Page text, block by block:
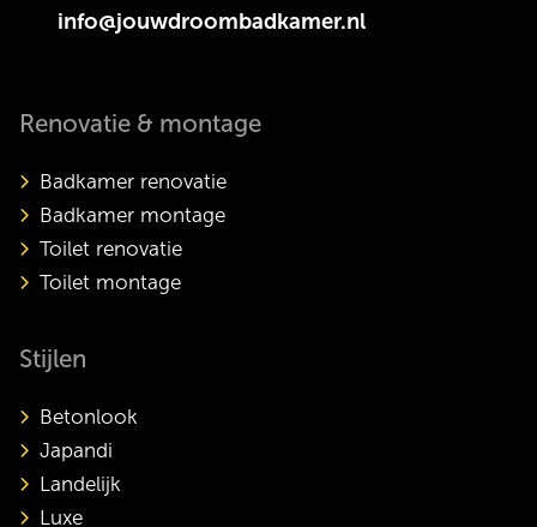
info@jouwdroombadkamer.nl
Renovatie & montage
Badkamer renovatie
Badkamer montage
Toilet renovatie
Toilet montage
Stijlen
Betonlook
Japandi
Landelijk
Luxe